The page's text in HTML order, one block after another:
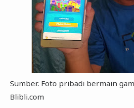
Sumber. Foto pribadi bermain
Blibli.com